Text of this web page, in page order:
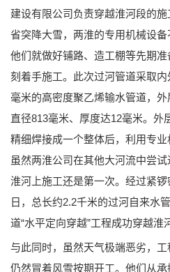
建设有限公司负责穿越淮河段的
省突降大雪，两淮的专用机械设备
他们就做好铺路、造工棚等先期
刻着手施工。此次过河管道采取
毫米的高密度聚乙烯输水管道，外
直径813毫米、厚度达12毫米。外
精细焊接成一个整体后，利用专业
虽然两淮公司在其他大河流中尝
淮河上施工还是第一次。经过紧
日，总长约2.2千米的过河自来
道“水平定向穿越”工程成功穿越淮
与此同时，虽然天气极端恶劣，
仍然冒着风雪按期开工。他们从